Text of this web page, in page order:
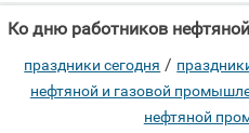
праздники сегодня /
нефтяной и газовой
нефтяной